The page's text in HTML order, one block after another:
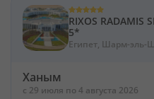
RIXOS RADAMIS
5*
Египет, Шарм-эль-
Ханым
c 29 июля по 4 августа 2026